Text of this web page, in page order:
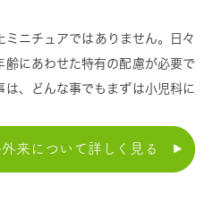
ミニチュアではありません。日々
齢にあわせた特有の配慮が必要で
は、どんな事でもまずは小児科に
来について詳しく見る